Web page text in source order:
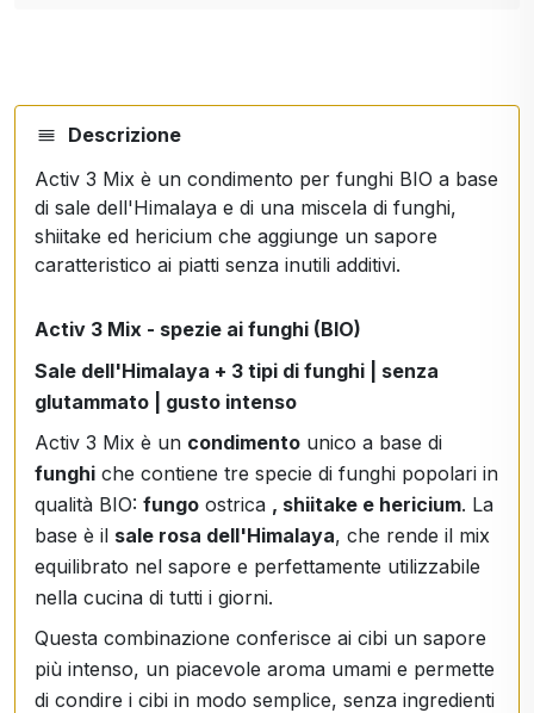
Descrizione
Activ 3 Mix è un condimento per funghi BIO a base
di sale dell'Himalaya e di una miscela di funghi,
shiitake ed hericium che aggiunge un sapore
caratteristico ai piatti senza inutili additivi.
Activ 3 Mix - spezie ai funghi (BIO)
Sale dell'Himalaya + 3 tipi di funghi | senza
glutammato | gusto intenso
Activ 3 Mix è un condimento unico a base di
funghi che contiene tre specie di funghi popolari in
qualità BIO: fungo ostrica , shiitake e hericium. La
base è il sale rosa dell'Himalaya, che rende il mix
equilibrato nel sapore e perfettamente utilizzabile
nella cucina di tutti i giorni.
Questa combinazione conferisce ai cibi un sapore
più intenso, un piacevole aroma umami e permette
di condire i cibi in modo semplice, senza ingredienti